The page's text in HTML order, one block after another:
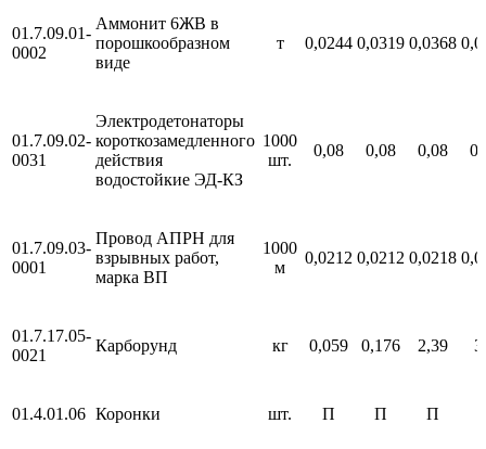
01.7.09.01-
0002
Аммонит 6ЖВ в
порошкообразном
виде
т 0,0244 0,0319 0,0368
01.7.09.02-
0031
Электродетонаторы
короткозамедленного
действия
водостойкие ЭД-КЗ
1000
шт.
0,08 0,08 0,08
01.7.09.03-
0001
Провод АПРН для
взрывных работ,
марка ВП
1000
м
0,0212 0,0212 0,0218
01.7.17.05-
0021
Карборунд кг 0,059 0,176 2,39
01.4.01.06 Коронки шт. П П П